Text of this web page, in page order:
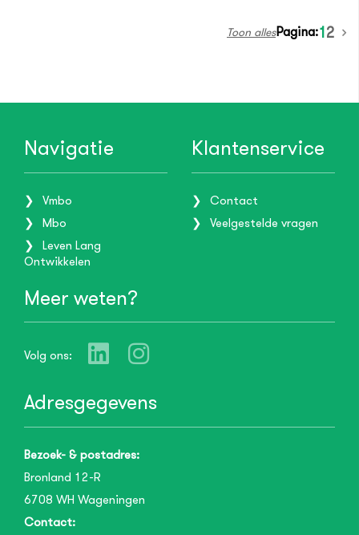
Toon allesPagina:12
Navigatie
Vmbo
Mbo
Leven Lang
Ontwikkelen
Klantenservice
Contact
Veelgestelde vragen
Meer weten?
Volg ons:
Adresgegevens
Bezoek- & postadres:
Bronland 12-R
6708 WH Wageningen
Contact: